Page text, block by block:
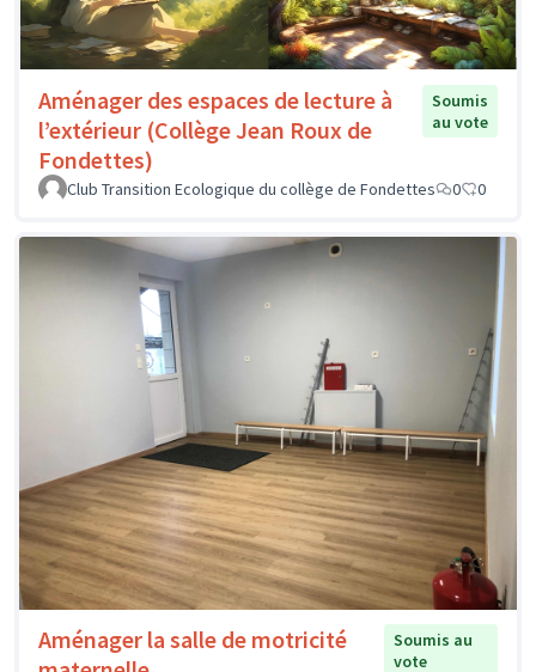
Aménager des espaces de lecture à
l’extérieur (Collège Jean Roux de
Fondettes)
Soumis
au vote
Club Transition Ecologique du collège de Fondettes 0 0
Aménager la salle de motricité
Soumis au
vote